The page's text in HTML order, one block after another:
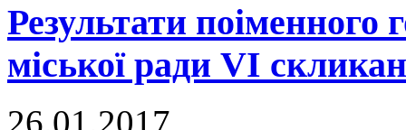
Результати
міської ради VI